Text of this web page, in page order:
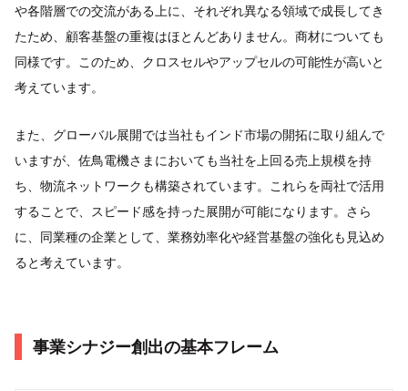
や各階層での交流がある上に、それぞれ異なる領域で成長してき
たため、顧客基盤の重複はほとんどありません。商材についても
同様です。このため、クロスセルやアップセルの可能性が高いと
考えています。
また、グローバル展開では当社もインド市場の開拓に取り組んで
いますが、佐鳥電機さまにおいても当社を上回る売上規模を持
ち、物流ネットワークも構築されています。これらを両社で活用
することで、スピード感を持った展開が可能になります。さら
に、同業種の企業として、業務効率化や経営基盤の強化も見込め
ると考えています。
事業シナジー創出の基本フレーム